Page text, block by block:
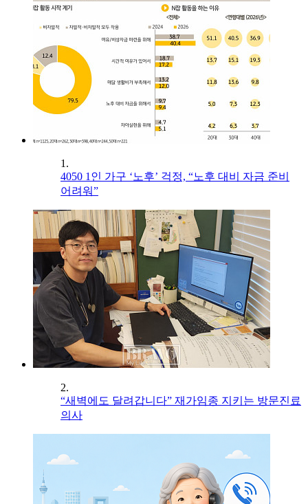
1.
4050 1인 가구 ‘노후’ 걱정, “노후 대비 자금 준비
어려워”
2.
“새벽에도 달려갑니다” 재가임종 지키는 방문진료
의사